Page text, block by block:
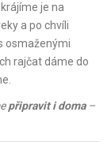
je na
a po chvíli
osmaženými
rajčat dáme do
připravit i doma–